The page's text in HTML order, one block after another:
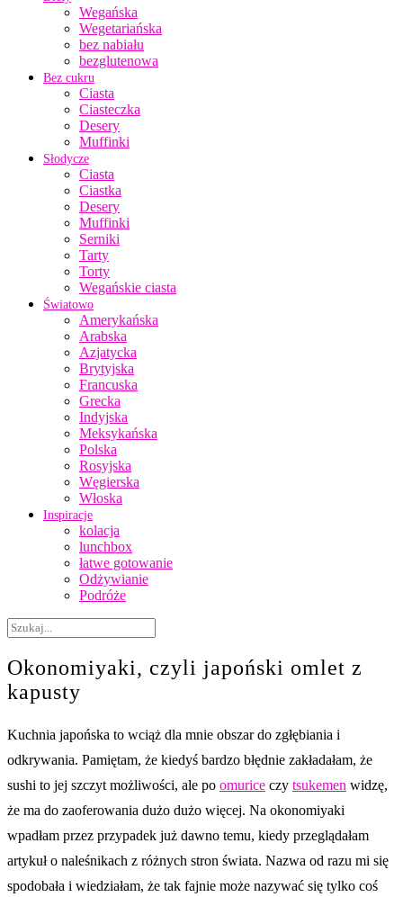
Wegańska
Wegetariańska
bez nabiału
bezglutenowa
Bez cukru
Ciasta
Ciasteczka
Desery
Muffinki
Słodycze
Ciasta
Ciastka
Desery
Muffinki
Serniki
Tarty
Torty
Wegańskie ciasta
Światowo
Amerykańska
Arabska
Azjatycka
Brytyjska
Francuska
Grecka
Indyjska
Meksykańska
Polska
Rosyjska
Węgierska
Włoska
Inspiracje
kolacja
lunchbox
łatwe gotowanie
Odżywianie
Podróże
Okonomiyaki, czyli japoński omlet z
kapusty
Kuchnia japońska to wciąż dla mnie obszar do zgłębiania i
odkrywania. Pamiętam, że kiedyś bardzo błędnie zakładałam, że
sushi to jej szczyt możliwości, ale po omurice czy tsukemen widzę,
że ma do zaoferowania dużo dużo więcej. Na okonomiyaki
wpadłam przez przypadek już dawno temu, kiedy przeglądałam
artykuł o naleśnikach z różnych stron świata. Nazwa od razu mi się
spodobała i wiedziałam, że tak fajnie może nazywać się tylko coś